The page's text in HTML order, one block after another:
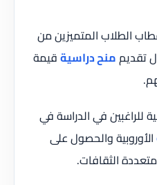
الطلاب المتميزين من
تقديممنح دراسيةقيمة
للراغبين في الدراسة في
الأوروبية والحصول على
الثقافات.